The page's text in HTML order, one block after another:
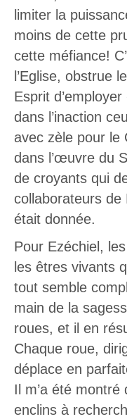
limiter la
moins de cette
cette méfiance!
l’Eglise, obstrue
Esprit
dans l’inaction
avec zèle pour le
dans l’œuvre du
de croyants qui
collaborateurs de
était donnée.
Pour Ezéchiel,
les êtres vivants
tout semble
main de la
roues, et il en
Chaque roue,
déplace en
Il m’a été
enclins à